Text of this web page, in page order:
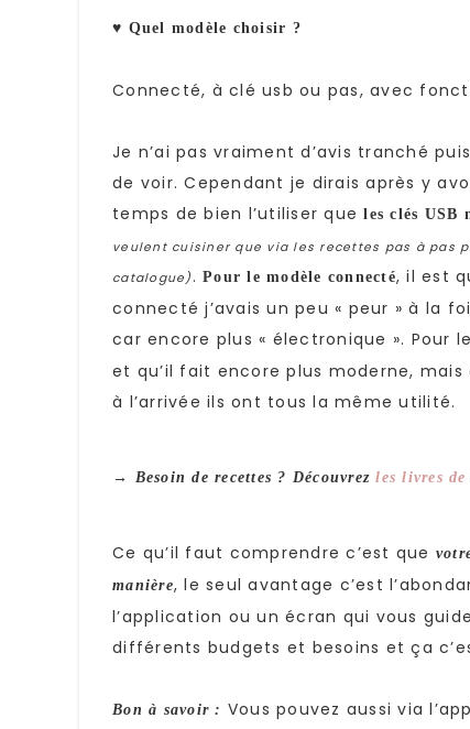
♥ Quel modèle choisir ?
Connecté, à clé usb ou pas, avec
Je n’ai pas vraiment d’avis tranché
de voir. Cependant je dirais après y
temps de bien l’utiliser queles clés USB
veulent cuisiner que via les recettes pas à pas
catalogue) . Pour le modèle connecté, il est
connecté j’avais un peu « peur » à la
car encore plus « électronique ». Pour
et qu’il fait encore plus moderne,
à l’arrivée ils ont tous la même utilité.
→ Besoin de recettes ? Découvrezles livres de
Ce qu’il faut comprendre c’est que
manière, le seul avantage c’est
l’application ou un écran qui vous
différents budgets et besoins et ça
Bon à savoir : Vous pouvez aussi via